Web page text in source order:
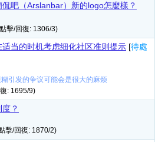
侃吧（Arslanbar）新的logo怎麼樣？
擊/回復: 1306/3)
适当的时机考虑细化社区准则提示 [待處
引发的争议可能会是很大的麻烦
: 1695/9)
？
擊/回復: 1870/2)